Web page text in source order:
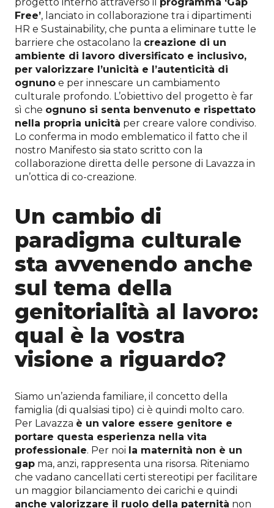
Free’, lanciato in collaborazione tra i dipartimenti
HR e Sustainability, che punta a eliminare tutte le
barriere che ostacolano la creazione di un
ambiente di lavoro diversificato e inclusivo,
per valorizzare l’unicità e l’autenticità di
ognuno e per innescare un cambiamento
culturale profondo. L’obiettivo del progetto è far
sì che ognuno si senta benvenuto e rispettato
nella propria unicità per creare valore condiviso.
Lo conferma in modo emblematico il fatto che il
nostro Manifesto sia stato scritto con la
collaborazione diretta delle persone di Lavazza in
un’ottica di co-creazione.
Un cambio di
paradigma culturale
sta avvenendo anche
sul tema della
genitorialità al lavoro:
qual è la vostra
visione a riguardo?
Siamo un’azienda familiare, il concetto della
famiglia (di qualsiasi tipo) ci è quindi molto caro.
Per Lavazza è un valore essere genitore e
portare questa esperienza nella vita
professionale. Per noi la maternità non è un
gap ma, anzi, rappresenta una risorsa. Riteniamo
che vadano cancellati certi stereotipi per facilitare
un maggior bilanciamento dei carichi e quindi
anche valorizzare il ruolo della paternità non